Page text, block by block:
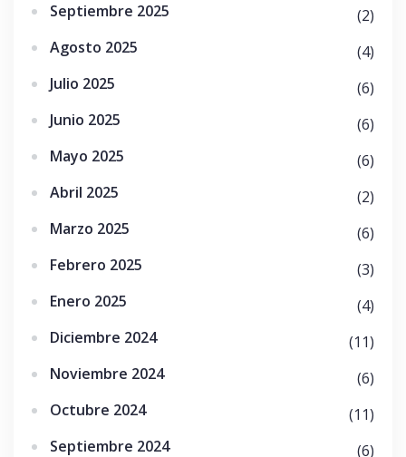
Septiembre 2025
(2)
Agosto 2025
(4)
Julio 2025
(6)
Junio 2025
(6)
Mayo 2025
(6)
Abril 2025
(2)
Marzo 2025
(6)
Febrero 2025
(3)
Enero 2025
(4)
Diciembre 2024
(11)
Noviembre 2024
(6)
Octubre 2024
(11)
Septiembre 2024
(6)